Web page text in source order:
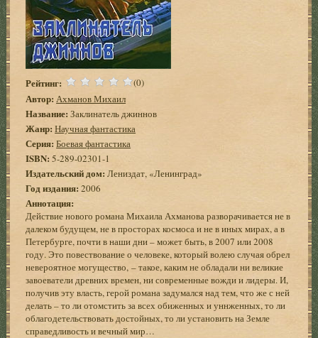
Рейтинг: (0)
Автор: Ахманов Михаил
Название: Заклинатель джиннов
Жанр: Научная фантастика
Серия: Боевая фантастика
ISBN: 5-289-02301-1
Издательский дом: Лениздат, «Ленинград»
Год издания: 2006
Аннотация:
Действие нового романа Михаила Ахманова разворачивается не в
далеком будущем, не в просторах космоса и не в иных мирах, а в
Петербурге, почти в наши дни – может быть, в 2007 или 2008
году. Это повествование о человеке, который волею случая обрел
невероятное могущество, – такое, каким не обладали ни великие
завоеватели древних времен, ни современные вожди и лидеры. И,
получив эту власть, герой романа задумался над тем, что же с ней
делать – то ли отомстить за всех обиженных и уннженных, то ли
облагодетельствовать достойных, то ли установить на Земле
справедливость и вечный мир…